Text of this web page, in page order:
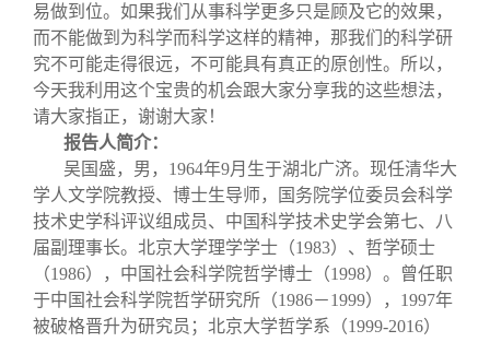
易做到位。如果我们从事科学更多只是顾及它的效果，
而不能做到为科学而科学这样的精神，那我们的科学研
究不可能走得很远，不可能具有真正的原创性。所以，
今天我利用这个宝贵的机会跟大家分享我的这些想法，
请大家指正，谢谢大家！
报告人简介：
吴国盛，男，1964年9月生于湖北广济。现任清华大
学人文学院教授、博士生导师，国务院学位委员会科学
技术史学科评议组成员、中国科学技术史学会第七、八
届副理事长。北京大学理学学士（1983）、哲学硕士
（1986），中国社会科学院哲学博士（1998）。曾任职
于中国社会科学院哲学研究所（1986－1999），1997年
被破格晋升为研究员；北京大学哲学系（1999-2016）